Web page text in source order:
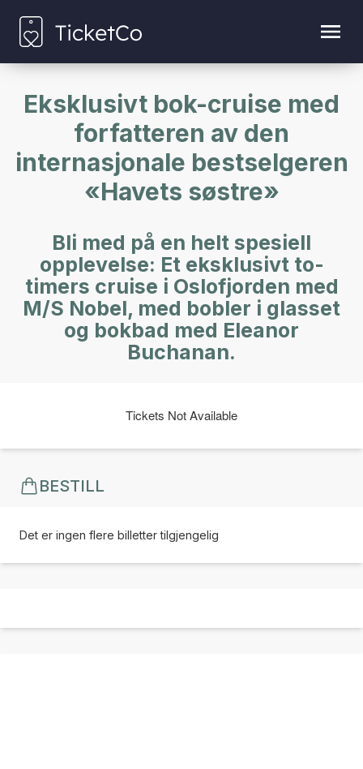
Eksklusivt bok-cruise med
forfatteren av den
internasjonale bestselgeren
«Havets søstre»
Bli med på en helt spesiell
opplevelse: Et eksklusivt to-
timers cruise i Oslofjorden med
M/S Nobel, med bobler i glasset
og bokbad med Eleanor
Buchanan.
Tickets Not Available
BESTILL
Det er ingen flere billetter tilgjengelig